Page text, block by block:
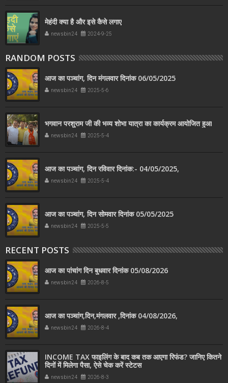
मेहंदी क्या है और इसे कैसे लगाए
newsbin24 2024-9-25
RANDOM POSTS
आज का पञ्चांग, दिन मंगलवार दिनांक 06/05/2025
newsbin24 2025-5-6
भगवान परशुराम जी की भव्य शोभा यात्रा का कार्यक्रम आयोजित हुआ
newsbin24 2025-5-4
आज का पञ्चांग, दिन रविवार दिनांक:- 04/05/2025,
newsbin24 2025-5-4
आज का पञ्चांग, दिन सोमवार दिनांक 05/05/2025
newsbin24 2025-5-5
RECENT POSTS
आज का पांचांग दिन बुधवार दिनांक 05/08/2026
newsbin24 2026-8-5
आज का पञ्चांग,दिन,मंगलवार ,दिनांक 04/08/2026,
newsbin24 2026-8-4
INCOME TAX फाइलिंग के बाद कब तक आएगा रिफंड? जानिए कितने
दिनों में मिलेगा पैसा, ऐसे चेक करें स्टेटस
newsbin24 2026-8-3